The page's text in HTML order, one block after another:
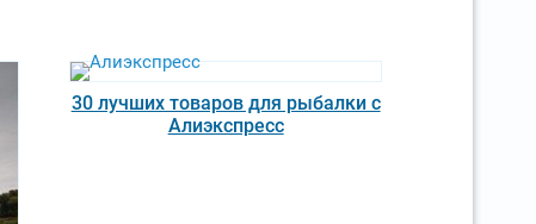
30 лучших товаров для рыбалки с
Алиэкспресс